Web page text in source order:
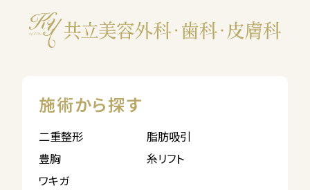
施術から探す
二重整形
脂肪吸引
豊胸
糸リフト
ワキガ